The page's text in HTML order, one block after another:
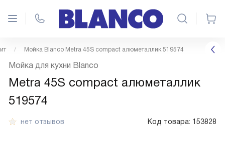
Мойка Blanco Metra 45S compact алюметаллик 519574
нет отзывов Код товара: 153828
Мойка для кухни Blanco
Metra 45S compact алюметаллик
519574